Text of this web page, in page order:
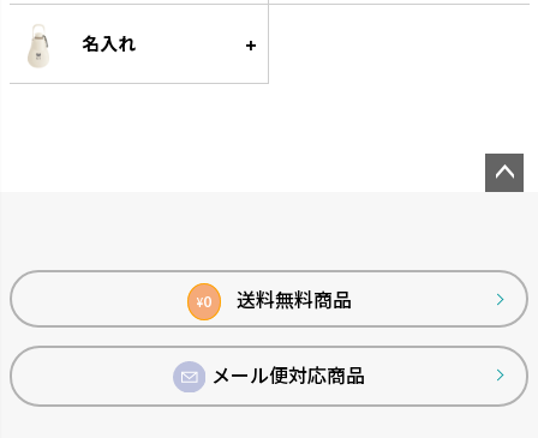
名入れ
¥0 送料無料商品
メール便対応商品
ップ
へ